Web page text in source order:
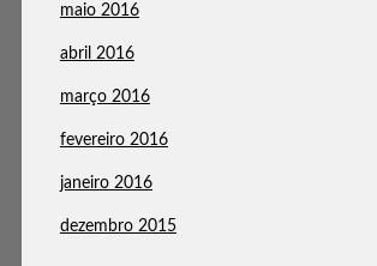
maio 2016
abril 2016
março 2016
fevereiro 2016
janeiro 2016
dezembro 2015